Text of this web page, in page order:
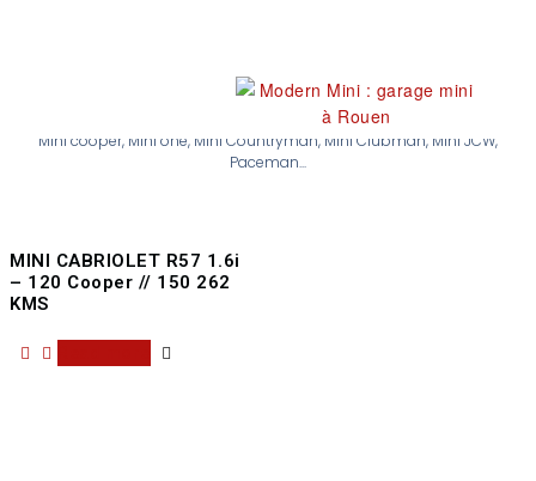
Nos occasions
Mini cooper, Mini one, Mini Countryman, Mini Clubman, Mini JCW,
Paceman...
MINI CABRIOLET R57 1.6i
– 120 Cooper // 150 262
KMS